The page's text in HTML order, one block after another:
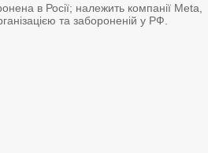
в Росії; належить компанії Meta,
та забороненій у РФ.